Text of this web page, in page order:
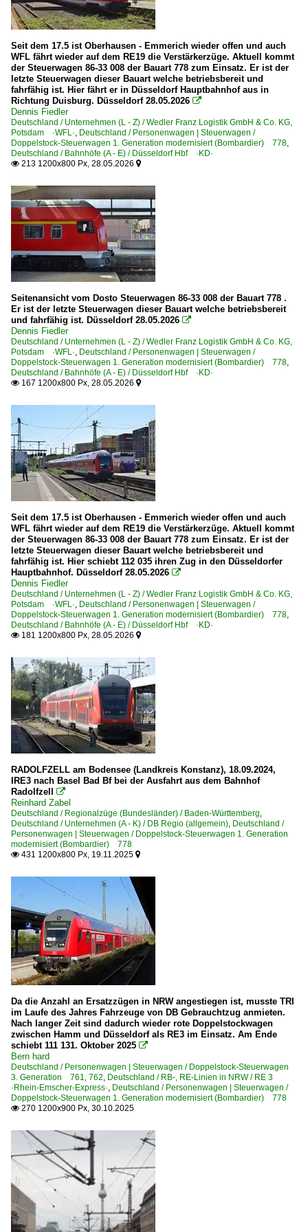
2009-08-15 Leipzig
Deutschland
Bahnhöfe (A - E)
Berlin Hauptbahnhof (Lehrter Bahnhof) ·BL·
Berlin Lichtenberg
Berlin Schönefeld Flughafen
Berlin Zoologischer Garten
Burgkemnitz
Dessau
Düsseldorf Hbf ·KD·
Erfurt (sonstige)
Bahnhöfe (F - K)
Göttingen
Großheringen
Gundelsdorf
Halle (Saale) Hbf ·LH·
Jena (alle Bahnhöfe)
Kronach
Bahnhöfe (L - Q)
Leipzig Hbf ·LL·
Leipzig (sonstige)
Lutherstadt Wittenberg
Magdeburg (sonstige)
Nordhausen
Bahnhöfe (R - Z)
Saalfeld
Salzwedel
Sangerhausen
Stendal Hbf ·LS·
Weimar (alle Bahnhöfe)
Bahntechnische Anlagen und Kunstbauten
Bahnübergänge
Tunnel
Dieselloks | 92 80
1 250 BR 250 ·DE-AC33C· 'Tiger'
Dieseltriebzüge | 95 80
0 642 BR 642 ·Desiro·
0 650 BR 650 ·RS1· Private
E-Loks | konventionell
6 110 BR 110.3 E 10 'Bügelfalte'
6 112 BR 112.1 DR 212
6 114 BR 114.1 Umbau aus 143 (114 009, 114 101, 114
6 143 BR 143 DR 243
Elektrotriebzüge | 93 8x | ICE - IC
ICE 2 BR 808 · 5 808 Steuerwagen
Doppelstock-Steuerwagen 2. Generation für DR 760.0
Doppelstock-Steuerwagen 3. Generation 761, 762
RB-, RE-Linien in BB
RE 7
2004
2005
2006
2007
2008
2009
2010
2010
2012
2013
2014
2015
2016
2020
2020
2024
2025
Seit dem 17.5 ist Oberhausen - Emmerich wieder offen und auch
WFL fährt wieder auf dem RE19 die Verstärkerzüge. Aktuell kommt
der Steuerwagen 86-33 008 der Bauart 778 zum Einsatz. Er ist der
letzte Steuerwagen dieser Bauart welche betriebsbereit und
fahrfähig ist. Hier fährt er in Düsseldorf Hauptbahnhof aus in
Richtung Duisburg. Düsseldorf 28.05.2026 
Dennis Fiedler
Deutschland / Unternehmen (L - Z) / Wedler Franz Logistik GmbH & Co. KG,
Potsdam ·WFL·, Deutschland / Personenwagen | Steuerwagen /
Doppelstock-Steuerwagen 1. Generation modernisiert (Bombardier) 778,
Deutschland / Bahnhöfe (A - E) / Düsseldorf Hbf ·KD·
 213 1200x800 Px, 28.05.2026 
Seitenansicht vom Dosto Steuerwagen 86-33 008 der Bauart 778 .
Er ist der letzte Steuerwagen dieser Bauart welche betriebsbereit
und fahrfähig ist. Düsseldorf 28.05.2026 
Dennis Fiedler
Deutschland / Unternehmen (L - Z) / Wedler Franz Logistik GmbH & Co. KG,
Potsdam ·WFL·, Deutschland / Personenwagen | Steuerwagen /
Doppelstock-Steuerwagen 1. Generation modernisiert (Bombardier) 778,
Deutschland / Bahnhöfe (A - E) / Düsseldorf Hbf ·KD·
 167 1200x800 Px, 28.05.2026 
Seit dem 17.5 ist Oberhausen - Emmerich wieder offen und auch
WFL fährt wieder auf dem RE19 die Verstärkerzüge. Aktuell kommt
der Steuerwagen 86-33 008 der Bauart 778 zum Einsatz. Er ist der
letzte Steuerwagen dieser Bauart welche betriebsbereit und
fahrfähig ist. Hier schiebt 112 035 ihren Zug in den Düsseldorfer
Hauptbahnhof. Düsseldorf 28.05.2026 
Dennis Fiedler
Deutschland / Unternehmen (L - Z) / Wedler Franz Logistik GmbH & Co. KG,
Potsdam ·WFL·, Deutschland / Personenwagen | Steuerwagen /
Doppelstock-Steuerwagen 1. Generation modernisiert (Bombardier) 778,
Deutschland / Bahnhöfe (A - E) / Düsseldorf Hbf ·KD·
 181 1200x800 Px, 28.05.2026 
RADOLFZELL am Bodensee (Landkreis Konstanz), 18.09.2024,
IRE3 nach Basel Bad Bf bei der Ausfahrt aus dem Bahnhof
Radolfzell

Reinhard Zabel
Deutschland / Regionalzüge (Bundesländer) / Baden-Württemberg,
Deutschland / Unternehmen (A - K) / DB Regio (allgemein), Deutschland /
Personenwagen | Steuerwagen / Doppelstock-Steuerwagen 1. Generation
modernisiert (Bombardier) 778
 431 1200x800 Px, 19.11.2025 
Da die Anzahl an Ersatzzügen in NRW angestiegen ist, musste TRI
im Laufe des Jahres Fahrzeuge von DB Gebrauchtzug anmieten.
Nach langer Zeit sind dadurch wieder rote Doppelstockwagen
zwischen Hamm und Düsseldorf als RE3 im Einsatz. Am Ende
schiebt 111 131. Oktober 2025 
Bern hard
Deutschland / Personenwagen | Steuerwagen / Doppelstock-Steuerwagen
3. Generation 761, 762, Deutschland / RB-, RE-Linien in NRW / RE 3
·Rhein-Emscher-Express·, Deutschland / Personenwagen | Steuerwagen /
Doppelstock-Steuerwagen 1. Generation modernisiert (Bombardier) 778
 270 1200x900 Px, 30.10.2025